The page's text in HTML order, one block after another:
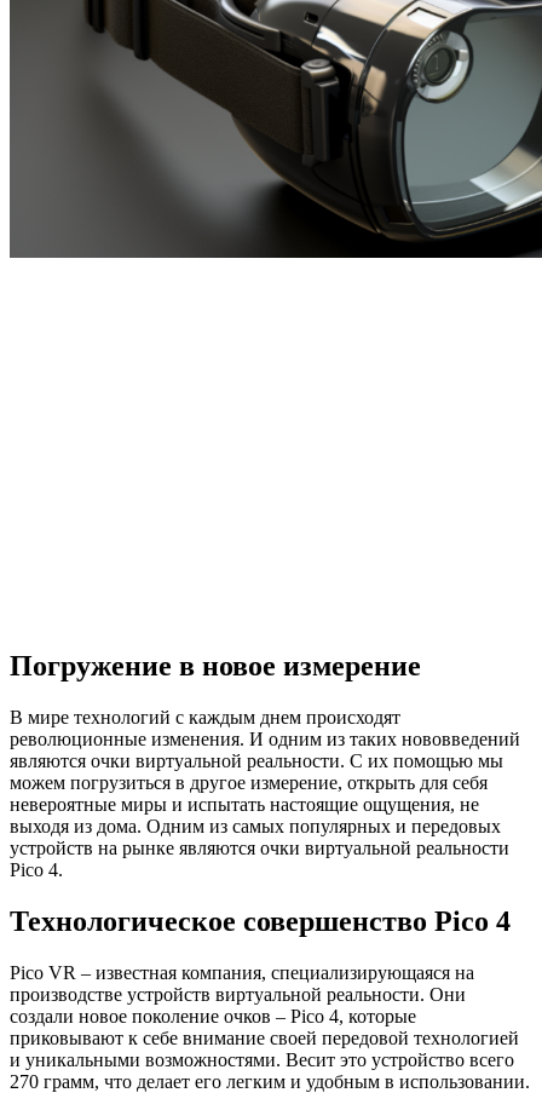
Погружение в новое измерение
В мире технологий с каждым днем происходят
революционные изменения. И одним из таких нововведений
являются очки виртуальной реальности. С их помощью мы
можем погрузиться в другое измерение, открыть для себя
невероятные миры и испытать настоящие ощущения, не
выходя из дома. Одним из самых популярных и передовых
устройств на рынке являются очки виртуальной реальности
Pico 4.
Технологическое совершенство Pico 4
Pico VR – известная компания, специализирующаяся на
производстве устройств виртуальной реальности. Они
создали новое поколение очков – Pico 4, которые
приковывают к себе внимание своей передовой технологией
и уникальными возможностями. Весит это устройство всего
270 грамм, что делает его легким и удобным в использовании.